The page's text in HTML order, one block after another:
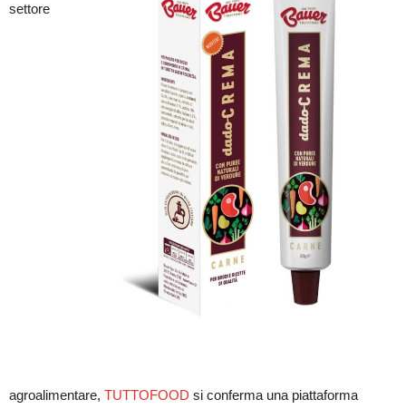
settore
agroalimentare, TUTTOFOOD si conferma una piattaforma